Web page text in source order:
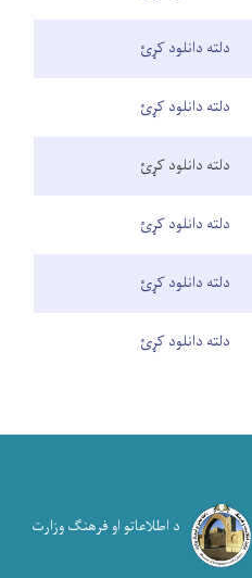
دلته دانلود کړئ
دلته دانلود کړئ
دلته دانلود کړئ
دلته دانلود کړئ
دلته دانلود کړئ
دلته دانلود کړئ
د اطلاعاتو او فرهنګ وزارت